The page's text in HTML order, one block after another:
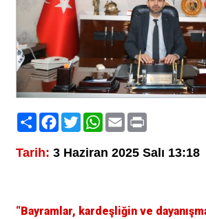
PaylaşFacebook
TwitterWhatsApp
EmailPrint
Tarih: 3 Haziran 2025 Salı 13:18
“Bayramlar, kardeşliğin ve